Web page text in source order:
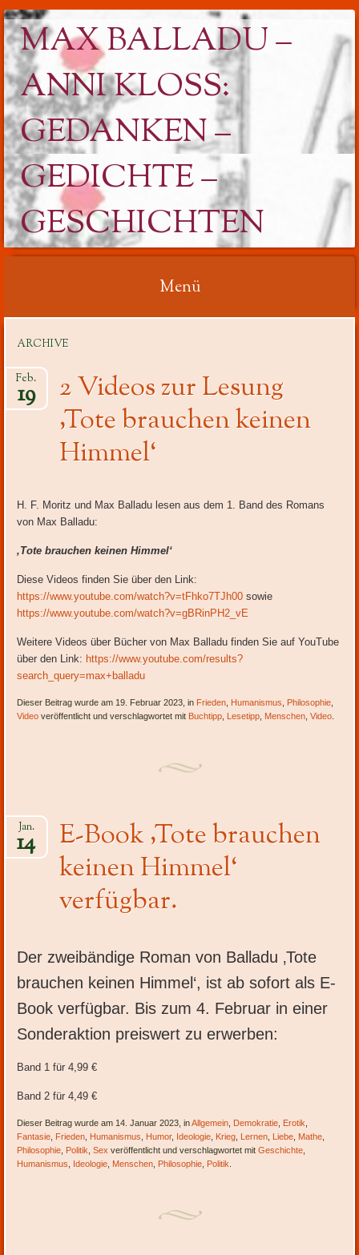
MAX BALLADU –
ANNI KLOSS: G
EDANKEN – G
EDICHTE – G
ESCHICHTEN
Menü
Inhalt
ARCHIVE
2 Videos zur Lesung
‚Tote brauchen keinen
Himmel‘
Feb.
19
H. F. Moritz und Max Balladu lesen aus dem 1. Band des Romans
von Max Balladu:
‚Tote brauchen keinen Himmel‘
Diese Videos finden Sie über den Link:
https://www.youtube.com/watch?v=tFhko7TJh00 sowie
https://www.youtube.com/watch?v=gBRinPH2_vE
Weitere Videos über Bücher von Max Balladu finden Sie auf YouTube
über den Link: https://www.youtube.com/results?
search_query=max+balladu
Dieser Beitrag wurde am 19. Februar 2023, in Frieden Humanismus Philosophie
Video veröffentlicht und verschlagwortet mit Buchtipp Lesetipp Menschen ,Video
E-Book ‚Tote brauchen
keinen Himmel‘
verfügbar.
Jan.
14
Der zweibändige Roman von Balladu ‚Tote
brauchen keinen Himmel‘, ist ab sofort als E-
Book verfügbar. Bis zum 4. Februar in einer
Sonderaktion preiswert zu erwerben:
Band 1 für 4,99 €
Band 2 für 4,49 €
Dieser Beitrag wurde am 14. Januar 2023, inAllgemein Demokratie Erotik
Fantasie Frieden Humanismus Humor, Ideologie Krieg Lernen Liebe Mathe
Philosophie Politik ,Sex veröffentlicht und verschlagwortet mitGeschichte
Humanismus
Ideologie Menschen Philosophie Politik